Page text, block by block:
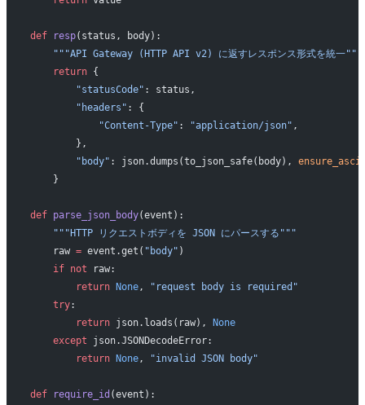
def resp(status, body):
    """API Gateway (HTTP API v2) に返すレスポンス形式を統一"""
    return
{
        "statusCode"
: status,
        "headers"
: {
            "Content-Type"
: "application/json" ,
        },
        "body"
: json.dumps(to_json_safe(body),
    }
def parse_json_body(event):
    """HTTP リクエストボディを JSON にパースする"""
    raw
= event.get( "body" )
    if
not raw:
        return
None,
"request body is required"
    try
:
        return
json.loads(raw), None
    except
json.JSONDecodeError:
        return
None, "invalid JSON body"
def require_id (event):